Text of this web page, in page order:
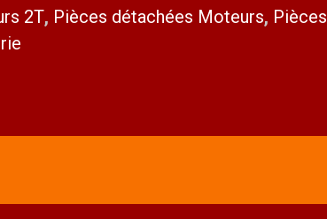
2T, Pièces détachées Moteurs, Pièces